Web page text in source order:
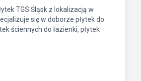
TGS Śląsk z lokalizacją w
się w doborze płytek do
ściennych do łazienki, płytek